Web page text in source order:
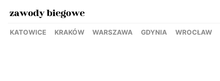
KATOWICE KRAKÓW WARSZAWA GDYNIA WROCŁAW